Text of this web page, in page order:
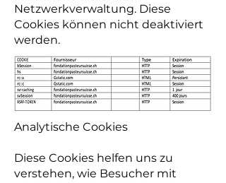
Netzwerkverwaltung. Diese
Cookies können nicht deaktiviert
werden.
​Analytische Cookies
Diese Cookies helfen uns zu
verstehen, wie Besucher mit